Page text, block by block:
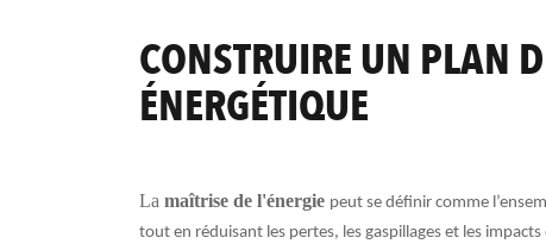
CONSTRUIRE UN PLAN
ÉNERGÉTIQUE
La maîtrise de l'énergie peut se définir comme
tout en réduisant les pertes, les gaspillages et les